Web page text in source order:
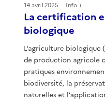
La certification
biologique
L’agriculture biologique
de production agricole
pratiques
biodiversité, la
naturelles et
14 avril 2025 Info +